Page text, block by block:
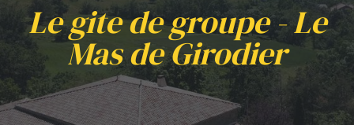
Le gite de groupe - Le
Mas de Girodier